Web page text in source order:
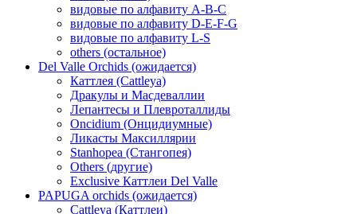
видовые по алфавиту A-B-C
видовые по алфавиту D-E-F-G
видовые по алфавиту L-S
others (остальное)
Del Valle Orchids (ожидается)
Каттлея (Cattleya)
Дракулы и Масдеваллии
Лепантесы и Плевроталлиды
Oncidium (Онцидиумные)
Ликасты Максиллярии
Stanhopea (Стангопея)
Others (другие)
Exclusive Каттлеи Del Valle
PAPUGA orchids (ожидается)
Cattleya (Каттлеи)